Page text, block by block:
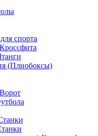
спорта
(Плиобоксы)